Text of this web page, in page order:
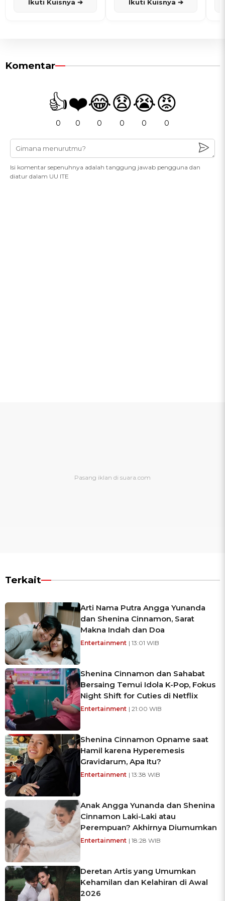
Ikuti Kuisnya ➔ Ikuti Kuisnya ➔
Komentar
👍
0
❤️
0
😂
0
😧
0
😭
0
😡
0
Isi komentar sepenuhnya adalah tanggung jawab pengguna dan
diatur dalam UU ITE
Terkait
Arti Nama Putra Angga Yunanda
dan Shenina Cinnamon, Sarat
Makna Indah dan Doa
Entertainment | 13:01 WIB
Shenina Cinnamon dan Sahabat
Bersaing Temui Idola K-Pop, Fokus
Night Shift for Cuties di Netflix
Entertainment | 21:00 WIB
Shenina Cinnamon Opname saat
Hamil karena Hyperemesis
Gravidarum, Apa Itu?
Entertainment | 13:38 WIB
Anak Angga Yunanda dan Shenina
Cinnamon Laki-Laki atau
Perempuan? Akhirnya Diumumkan
Entertainment | 18:28 WIB
Deretan Artis yang Umumkan
Kehamilan dan Kelahiran di Awal
2026